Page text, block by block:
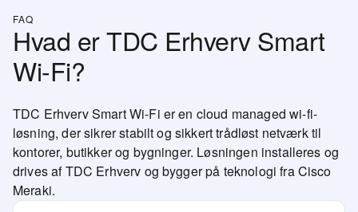
FAQ
Hvad er TDC Erhverv Smart
Wi-Fi?
TDC Erhverv Smart Wi-Fi er en cloud managed wi-fi-
løsning, der sikrer stabilt og sikkert trådløst netværk til
kontorer, butikker og bygninger. Løsningen installeres og
drives af TDC Erhverv og bygger på teknologi fra Cisco
Meraki.